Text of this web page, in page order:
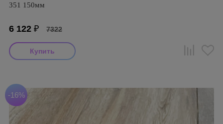
351 150мм
6 122 ₽ 7322
-16%